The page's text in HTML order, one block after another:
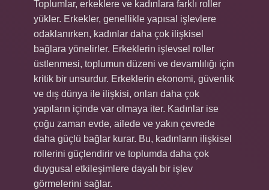
Toplumlar, erkeklere ve kadınlara farklı roller
yükler. Erkekler, genellikle yapısal işlevlere
odaklanırken, kadınlar daha çok ilişkisel
bağlara yönelirler. Erkeklerin işlevsel roller
üstlenmesi, toplumun düzeni ve devamlılığı için
kritik bir unsurdur. Erkeklerin ekonomi, güvenlik
ve dış dünya ile ilişkisi, onları daha çok
yapıların içinde var olmaya iter. Kadınlar ise
çoğu zaman evde, ailede ve yakın çevrede
daha güçlü bağlar kurar. Bu, kadınların ilişkisel
rollerini güçlendirir ve toplumda daha çok
duygusal etkileşimlere dayalı bir işlev
görmelerini sağlar.